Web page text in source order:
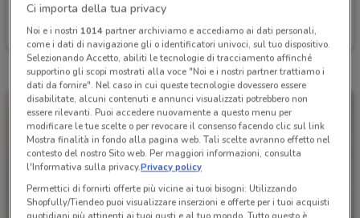
Famila
Scade oggi
Ci importa della tua privacy
Noi e i nostri 1014partner archiviamo e accediamo ai dati personali,
come i dati di navigazione gli o identificatori univoci, sul tuo dispositivo.
Selezionando Accetto, abiliti le tecnologie di tracciamento affinché
supportino gli scopi mostrati alla voce "Noi e i nostri partner trattiamo i
dati da fornire". Nel caso in cui queste tecnologie dovessero essere
disabilitate, alcuni contenuti e annunci visualizzati potrebbero non
essere rilevanti. Puoi accedere nuovamente a questo menu per
modificare le tue scelte o per revocare il consenso facendo clic sul link
Mostra finalità in fondo alla pagina web. Tali scelte avranno effetto nel
contesto del nostro Sito web. Per maggiori informazioni, consulta
l'Informativa sulla privacy.Privacy policy
Permettici di fornirti offerte più vicine ai tuoi bisogni: Utilizzando
Shopfully/Tiendeo puoi visualizzare inserzioni e offerte per i tuoi acquisti